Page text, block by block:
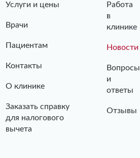
Услуги и цены
Врачи
Пациентам
Контакты
О клинике
Заказать справку
для налогового
вычета
Работа
в
клинике
Новости
Вопросы
и
ответы
Отзывы